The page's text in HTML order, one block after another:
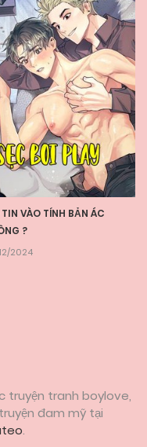
VÀO TÍNH BẢN ÁC
?
2024
truyện tranh boylove,
đam mỹ tại
.